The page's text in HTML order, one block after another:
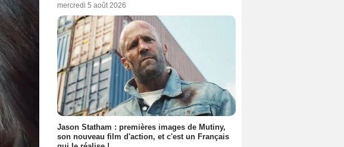
mercredi 5 août 2026
Jason Statham : premières images de Mutiny,
son nouveau film d'action, et c'est un Français